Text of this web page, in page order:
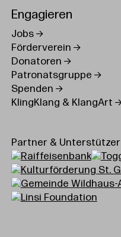
Engagieren
Jobs
Förderverein
Donatoren
Patronatsgruppe
Spenden
KlingKlang & KlangArt
Partner & Unterstützer